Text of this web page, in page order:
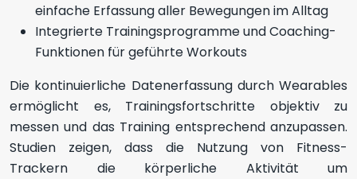
einfache Erfassung aller Bewegungen im Alltag
Integrierte Trainingsprogramme und Coaching-
Funktionen für geführte Workouts
Die kontinuierliche Datenerfassung durch Wearables
ermöglicht es, Trainingsfortschritte objektiv zu
messen und das Training entsprechend anzupassen.
Studien zeigen, dass die Nutzung von Fitness-
Trackern die körperliche Aktivität um